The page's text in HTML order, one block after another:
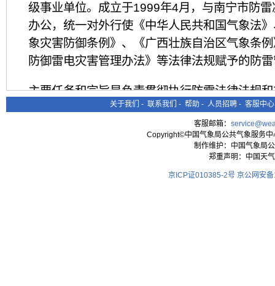
级事业单位。成立于1999年4月，与南宁市防
办公，统一对外行使《中华人民共和国气象法
象灾害防御条例》、《广西壮族自治区气象条
防御雷电灾害管理办法》等法律法规赋予的防
主要任务和宗旨是负责贯彻执行防雷法律法规
灾工作业务指导，防雷科普宣传教育；负责防
收技术服务，防雷安全定期检测，雷电监测预
务，雷电灾害风险评估，雷电灾害应急处置，
随着防雷管理职责增加和服务范围的扩大，
关于我们 - 联系我们 - 帮助 - 人员招聘 - 客服中心
客服邮箱：
Copyright©中国气象局公共气象服务
制作维护：中国气象局
郑重声明：中国天
京ICP证010385-2号 京公网安